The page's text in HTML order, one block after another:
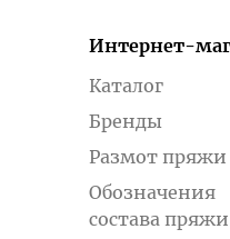
Интернет-
Каталог
Бренды
Размот пряжи
Обозначения
состава пряжи